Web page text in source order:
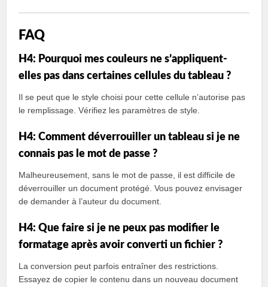
FAQ
H4: Pourquoi mes couleurs ne s’appliquent-
elles pas dans certaines cellules du tableau ?
Il se peut que le style choisi pour cette cellule n’autorise pas
le remplissage. Vérifiez les paramètres de style.
H4: Comment déverrouiller un tableau si je ne
connais pas le mot de passe ?
Malheureusement, sans le mot de passe, il est difficile de
déverrouiller un document protégé. Vous pouvez envisager
de demander à l’auteur du document.
H4: Que faire si je ne peux pas modifier le
formatage après avoir converti un fichier ?
La conversion peut parfois entraîner des restrictions.
Essayez de copier le contenu dans un nouveau document